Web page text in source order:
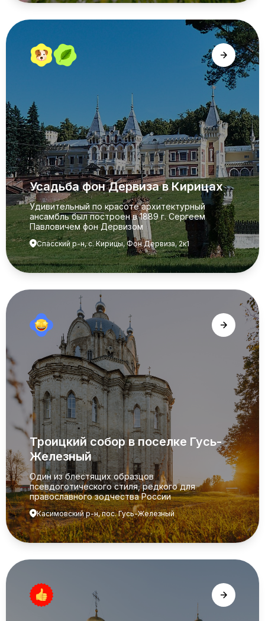
Усадьба фон Дервиза в Кирицах
Удивительный по красоте архитектурный
ансамбль был построен в 1889 г. Сергеем
Павловичем фон Дервизом
Спасский р-н, с. Кирицы, Фон Дервиза, 2к1
Троицкий собор в поселке Гусь-
Железный
Один из блестящих образцов
псевдоготического стиля, редкого для
православного зодчества России
Касимовский р-н, пос. Гусь-Железный